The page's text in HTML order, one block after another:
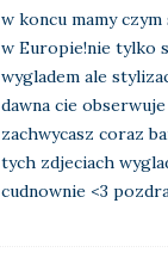
w koncu mamy
w Europie!nie tylko
wygladem ale
dawna cie
zachwycasz coraz
tych zdjeciach
cudnownie <3